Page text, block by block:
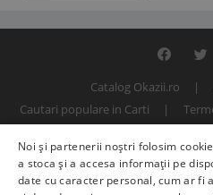
Catalog Okazii.ro
Cautari populare in Carti
© 2000 - 2026 S.C.
Noi și partenerii noștri folosim
a stoca și a accesa informații pe
date cu caracter personal, cum ar fi